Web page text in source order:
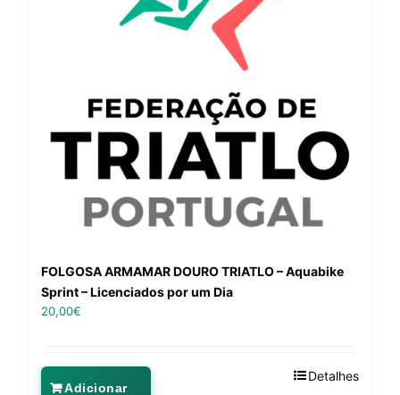
FOLGOSA ARMAMAR DOURO TRIATLO – Aquabike
Sprint – Licenciados por um Dia
20,00€
Adicionar
Detalhes